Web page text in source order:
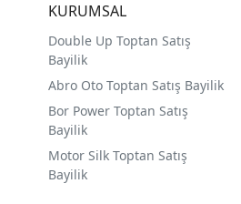
KURUMSAL
Double Up Toptan Satış
Bayilik
Abro Oto Toptan Satış Bayilik
Bor Power Toptan Satış
Bayilik
Motor Silk Toptan Satış
Bayilik